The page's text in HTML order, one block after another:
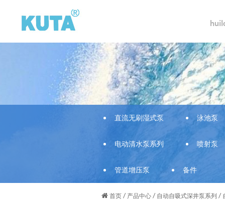
直流无刷湿式泵 泳池泵
电动清水泵系列 喷射泵
管道增压泵 备件
首页 / 产品中心 / 自动自吸式深井泵系列 /